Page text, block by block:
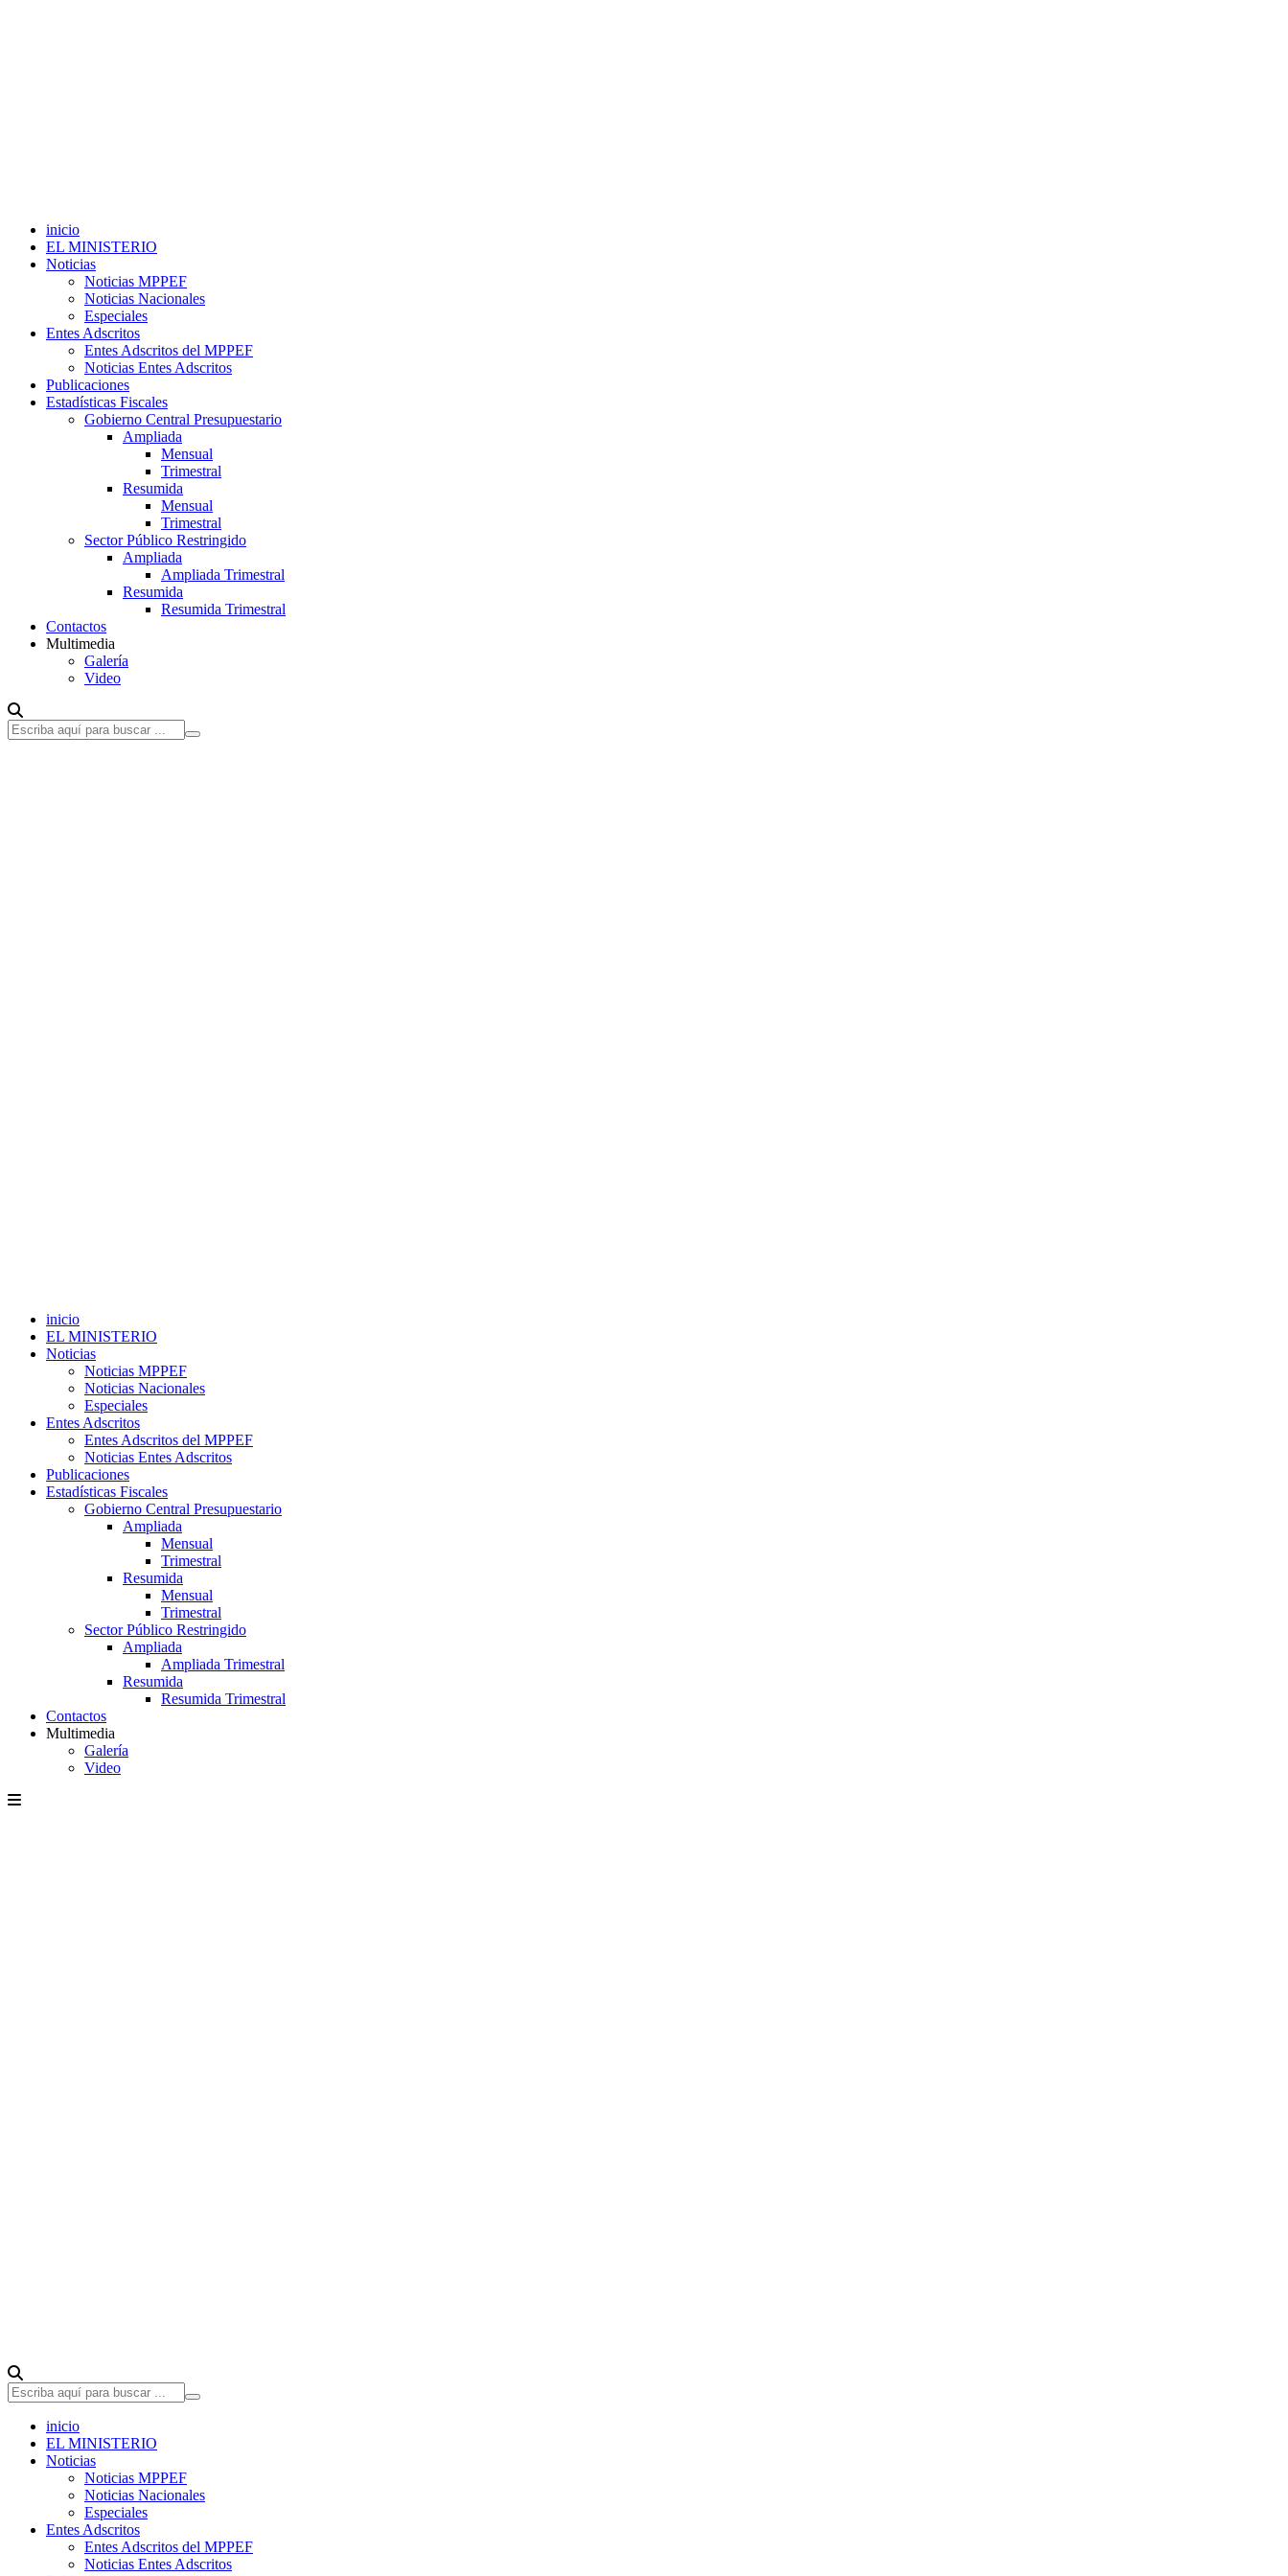
inicio
EL MINISTERIO
Noticias
Noticias MPPEF
Noticias Nacionales
Especiales
Entes Adscritos
Entes Adscritos del MPPEF
Noticias Entes Adscritos
Publicaciones
Estadísticas Fiscales
Gobierno Central Presupuestario
Ampliada
Mensual
Trimestral
Resumida
Mensual
Trimestral
Sector Público Restringido
Ampliada
Ampliada Trimestral
Resumida
Resumida Trimestral
Contactos
Multimedia
Galería
Video
inicio
EL MINISTERIO
Noticias
Noticias MPPEF
Noticias Nacionales
Especiales
Entes Adscritos
Entes Adscritos del MPPEF
Noticias Entes Adscritos
Publicaciones
Estadísticas Fiscales
Gobierno Central Presupuestario
Ampliada
Mensual
Trimestral
Resumida
Mensual
Trimestral
Sector Público Restringido
Ampliada
Ampliada Trimestral
Resumida
Resumida Trimestral
Contactos
Multimedia
Galería
Video
inicio
EL MINISTERIO
Noticias
Noticias MPPEF
Noticias Nacionales
Especiales
Entes Adscritos
Entes Adscritos del MPPEF
Noticias Entes Adscritos